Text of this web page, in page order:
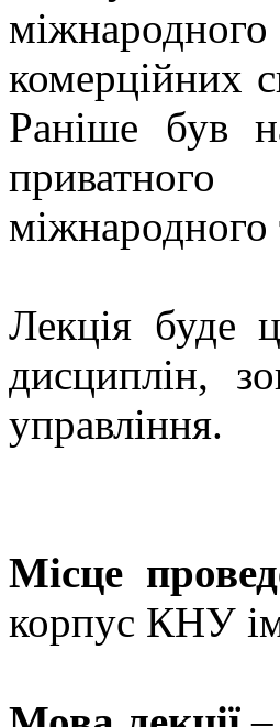
комерційних
Раніше був
міжнародного
Лекція буде
дисциплін,
управління.
Місце
корпус КНУ